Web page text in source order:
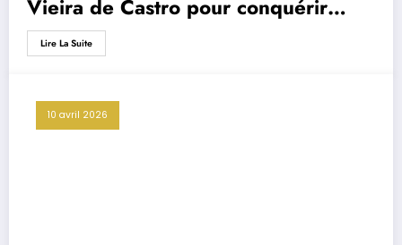
Vieira de Castro pour conquérir
l’Europe
Lire La Suite
10 avril 2026